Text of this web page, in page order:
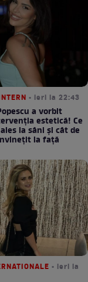
• ieri la 22:43
a vorbit
estetică! Ce
la sâni și cât de
la față
• ieri la